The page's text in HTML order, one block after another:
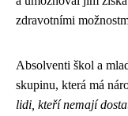
zdravotními
Absolventi škol a
skupinu, která má
lidi, kteří nemají